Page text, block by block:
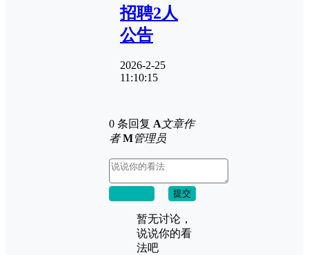
招聘2人
公告
2026-2-25
11:10:15
0 条回复 A文章作
者 M管理员
提交
暂无讨论，
说说你的看
法吧